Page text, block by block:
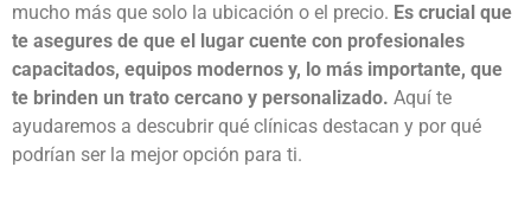
mucho más que solo la ubicación o el precio. Es crucial que
te asegures de que el lugar cuente con profesionales
capacitados, equipos modernos y, lo más importante, que
te brinden un trato cercano y personalizado. Aquí te
ayudaremos a descubrir qué clínicas destacan y por qué
podrían ser la mejor opción para ti.